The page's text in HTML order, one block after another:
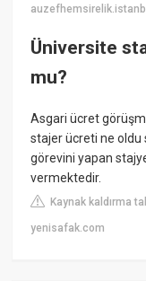
Üniversite
mu?
Asgari ücret
stajer ücreti ne oldu
görevini yapan
vermektedir.
Kaynak kaldırma
yenisafak.com